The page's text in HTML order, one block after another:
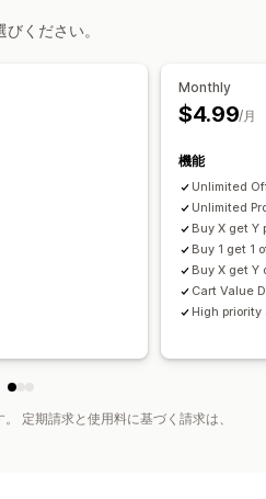
ください。
Monthly
$4.99/月
機能
Unlimited
Unlimited
Buy X get Y
Buy 1 get 1
Buy X get Y
Cart Value
High priority
定期請求と使用料に基づく請求は、